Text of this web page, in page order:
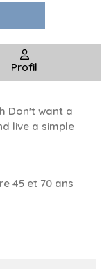
Profil
Don't want a
live a simple
45 et 70 ans